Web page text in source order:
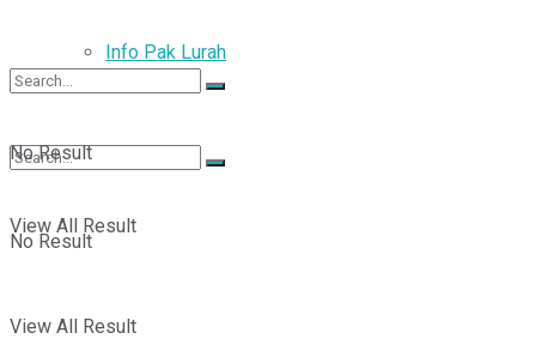
Info Pak Lurah
No Result
View All Result
No Result
View All Result